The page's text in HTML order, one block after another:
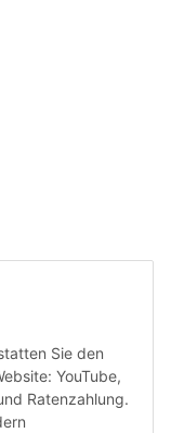
Sie den
YouTube,
Ratenzahlung.